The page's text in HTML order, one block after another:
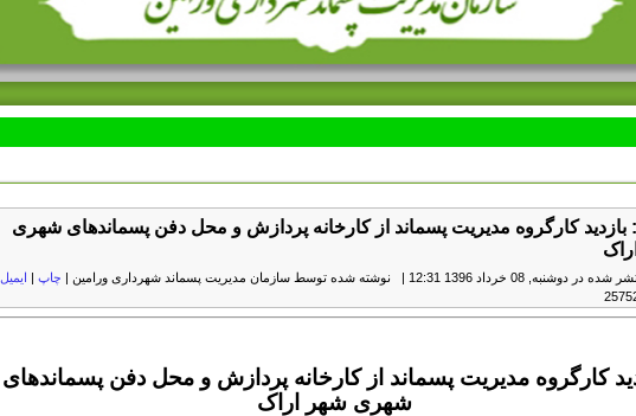
: بازدید کارگروه مدیریت پسماند از کارخانه پردازش و محل دفن پسماندهای شهری
شده در دوشنبه, 08 خرداد 1396 12:31 | نوشته شده توسط سازمان مدیریت پسماند شهرداری ورامین | چاپ | ایمیل
کارگروه مدیریت پسماند از کارخانه پردازش و محل دفن پسماندهای
شهری شهر اراک